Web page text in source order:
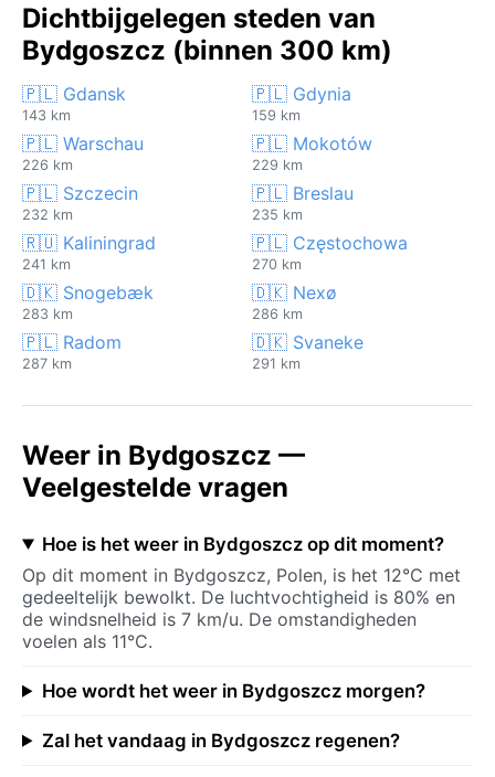
Dichtbijgelegen steden van
Bydgoszcz (binnen 300 km)
🇵🇱 Gdansk
143 km
🇵🇱 Gdynia
159 km
🇵🇱 Warschau
226 km
🇵🇱 Mokotów
229 km
🇵🇱 Szczecin
232 km
🇵🇱 Breslau
235 km
🇷🇺 Kaliningrad
241 km
🇵🇱 Częstochowa
270 km
🇩🇰 Snogebæk
283 km
🇩🇰 Nexø
286 km
🇵🇱 Radom
287 km
🇩🇰 Svaneke
291 km
Weer in Bydgoszcz —
Veelgestelde vragen
Hoe is het weer in Bydgoszcz op dit moment?
Op dit moment in Bydgoszcz, Polen, is het 12°C met
gedeeltelijk bewolkt. De luchtvochtigheid is 80% en
de windsnelheid is 7 km/u. De omstandigheden
voelen als 11°C.
Hoe wordt het weer in Bydgoszcz morgen?
Zal het vandaag in Bydgoszcz regenen?